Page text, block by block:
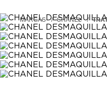
MARCAS CHANEL